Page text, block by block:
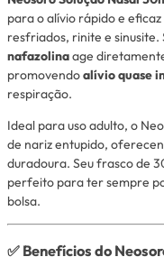
para o alívio rápido e
resfriados, rinite e sinusite.
nafazolinaage
promovendoalívio quase
respiração.
Ideal para uso adulto, o
de nariz entupido,
duradoura. Seu frasco de
perfeito para ter sempre
bolsa.
✅ Benefícios do